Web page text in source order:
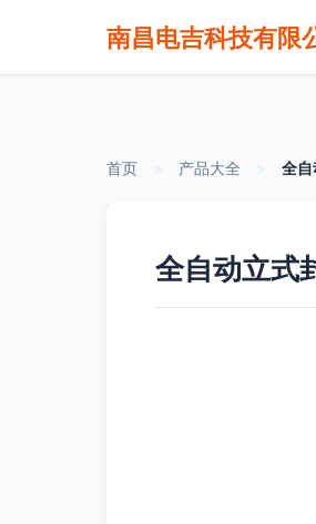
南昌电吉科技有限
首页 产品大全 全自
全自动立式